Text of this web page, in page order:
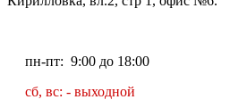
пн-пт: 9:00 до 18:00
сб, вс: - выходной